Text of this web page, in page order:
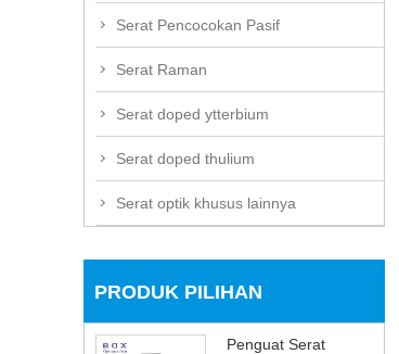
Serat Pencocokan Pasif
Serat Raman
Serat doped ytterbium
Serat doped thulium
Serat optik khusus lainnya
PRODUK PILIHAN
Penguat Serat